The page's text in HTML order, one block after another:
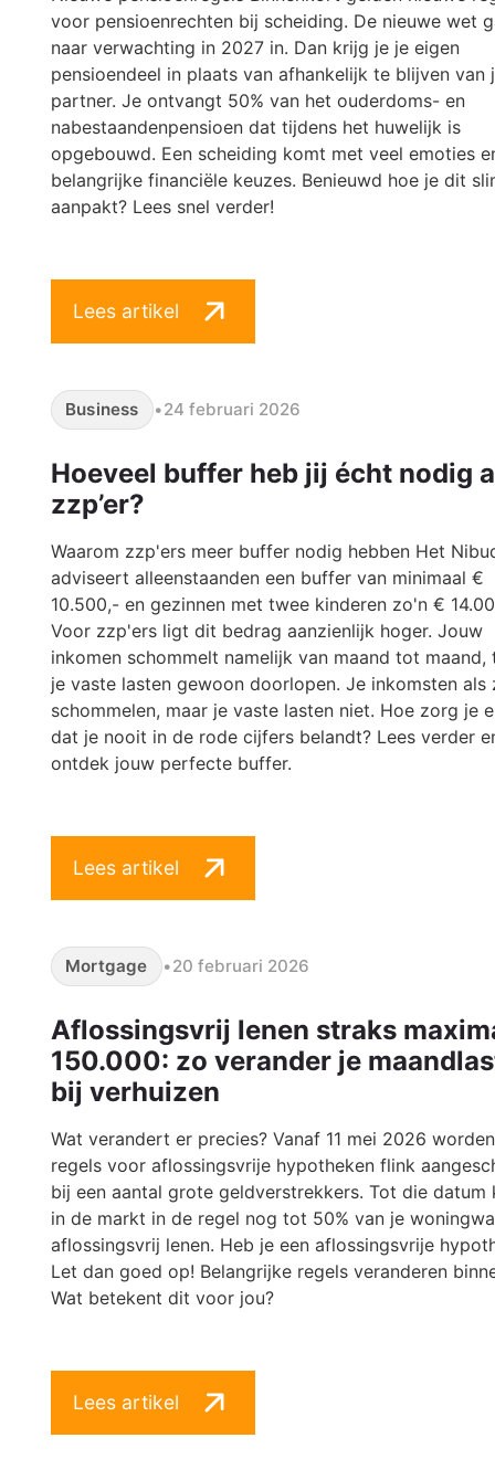
voor pensioenrechten bij scheiding. De nieuwe wet
naar verwachting in 2027 in. Dan krijg je je eigen
pensioendeel in plaats van afhankelijk te blijven van
partner. Je ontvangt 50% van het ouderdoms- en
nabestaandenpensioen dat tijdens het huwelijk is
opgebouwd. Een scheiding komt met veel emoties
belangrijke financiële keuzes. Benieuwd hoe je dit
aanpakt? Lees snel verder!
Lees artikel
Business •24 februari 2026
Hoeveel buffer heb jij écht nodig
zzp’er?
Waarom zzp'ers meer buffer nodig hebben Het
adviseert alleenstaanden een buffer van minimaal €
10.500,- en gezinnen met twee kinderen zo'n €
Voor zzp'ers ligt dit bedrag aanzienlijk hoger. Jouw
inkomen schommelt namelijk van maand tot maand,
je vaste lasten gewoon doorlopen. Je inkomsten als
schommelen, maar je vaste lasten niet. Hoe zorg je
dat je nooit in de rode cijfers belandt? Lees verder
ontdek jouw perfecte buffer.
Lees artikel
Mortgage •20 februari 2026
Aflossingsvrij lenen straks
150.000: zo verander je
bij verhuizen
Wat verandert er precies? Vanaf 11 mei 2026
regels voor aflossingsvrije hypotheken flink
bij een aantal grote geldverstrekkers. Tot die datum
in de markt in de regel nog tot 50% van je
aflossingsvrij lenen. Heb je een aflossingsvrije
Let dan goed op! Belangrijke regels veranderen
Wat betekent dit voor jou?
Lees artikel